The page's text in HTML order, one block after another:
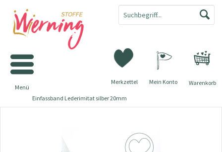
Warenkorb
Merkzettel Mein Konto
Menü
Einfassband Lederimitat silber 20mm